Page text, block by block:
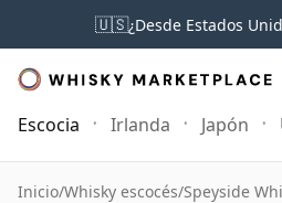
🇺🇸¿Desde Estados
Escocia Irlanda Japón
Inicio/Whisky escocés/Speyside